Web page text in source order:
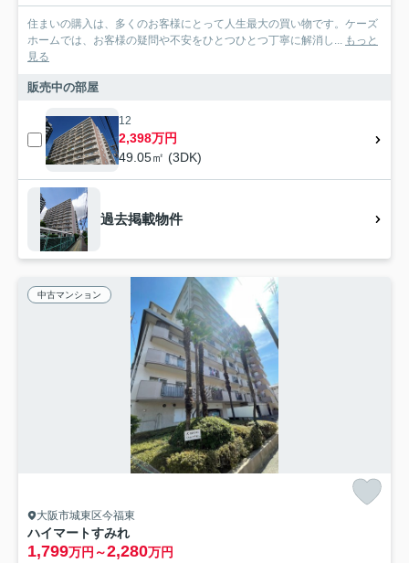
住まいの購入は、多くのお客様にとって人生最大の買い物です。ケーズ
ホームでは、お客様の疑問や不安をひとつひとつ丁寧に解消し... もっと
見る
販売中の部屋
12
2,398万円
49.05㎡ (3DK)
過去掲載物件
中古マンション
大阪市城東区今福東
ハイマートすみれ
1,799万円～2,280万円